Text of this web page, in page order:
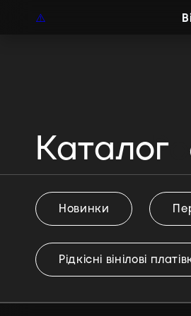
Каталог
Dream
Новинки
Рідкісні вінілові